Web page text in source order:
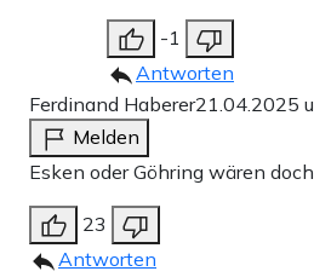
-1
Antworten
Ferdinand Haberer21.04.2025
Melden
Esken oder Göhring wären
23
Antworten